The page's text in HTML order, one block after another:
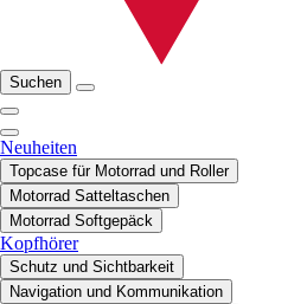
Suchen
Neuheiten
Topcase für Motorrad und Roller
Motorrad Satteltaschen
Motorrad Softgepäck
Kopfhörer
Schutz und Sichtbarkeit
Navigation und Kommunikation